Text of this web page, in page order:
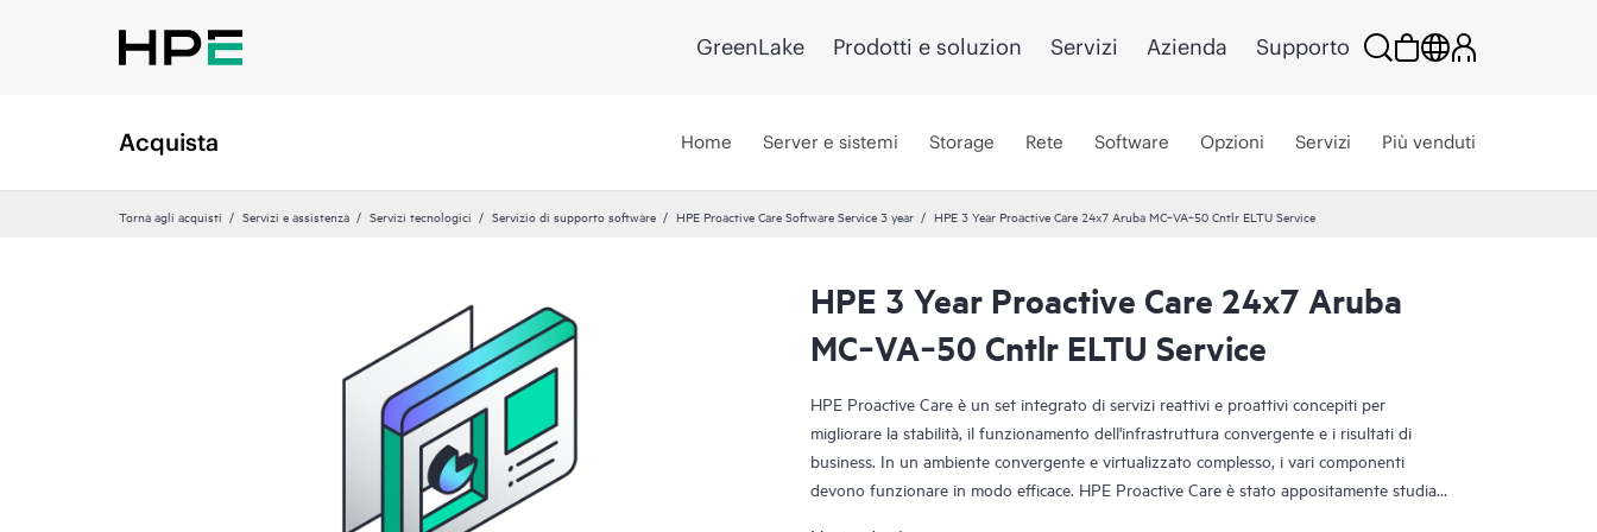
GreenLake Prodotti e soluzion Servizi Azienda Supporto
Acquista Home Server e sistemi Storage Rete Software Opzioni Servizi Più venduti
Torna agli acquisti Servizi e assistenza Servizi tecnologici Servizio di supporto software HPE Proactive Care Software Service 3 year HPE 3 Year Proactive Care 24x7 Aruba MC‑VA‑50 Cntlr ELTU Service
HPE 3 Year Proactive Care 24x7 Aruba
MC‑VA‑50 Cntlr ELTU Service
HPE Proactive Care è un set integrato di servizi reattivi e proattivi concepiti per
migliorare la stabilità, il funzionamento dell'infrastruttura convergente e i risultati di
business. In un ambiente convergente e virtualizzato complesso, i vari componenti
devono funzionare in modo efficace. HPE Proactive Care è stato appositamente studiato